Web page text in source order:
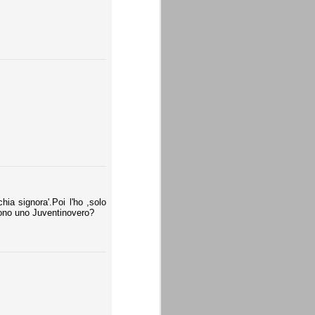
signora'.Poi l'ho ,solo
uno Juventinovero?